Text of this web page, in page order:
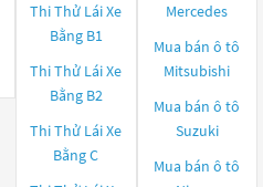
Thi Thử Lái Xe
Bằng B1
Thi Thử Lái Xe
Bằng B2
Thi Thử Lái Xe
Bằng C
Mercedes
Mua bán ô tô
Mitsubishi
Mua bán ô tô
Suzuki
Mua bán ô tô